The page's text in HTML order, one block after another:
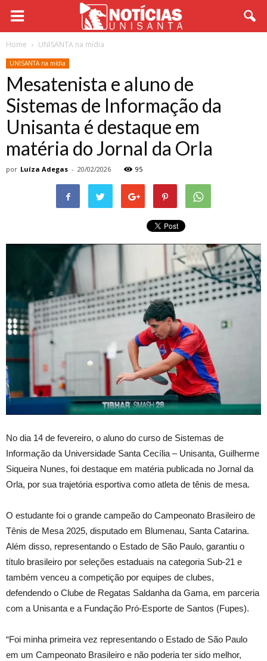
Home UNISANTA na mídia
UNISANTA na mídia
Mesatenista e aluno de
Sistemas de Informação da
Unisanta é destaque em
matéria do Jornal da Orla
por Luíza Adegas - 20/02/2026 95
No dia 14 de fevereiro, o aluno do curso de Sistemas de
Informação da Universidade Santa Cecília – Unisanta, Guilherme
Siqueira Nunes, foi destaque em matéria publicada no Jornal da
Orla, por sua trajetória esportiva como atleta de tênis de mesa.
O estudante foi o grande campeão do Campeonato Brasileiro de
Tênis de Mesa 2025, disputado em Blumenau, Santa Catarina.
Além disso, representando o Estado de São Paulo, garantiu o
título brasileiro por seleções estaduais na categoria Sub-21 e
também venceu a competição por equipes de clubes,
defendendo o Clube de Regatas Saldanha da Gama, em parceria
com a Unisanta e a Fundação Pró-Esporte de Santos (Fupes).
“Foi minha primeira vez representando o Estado de São Paulo
em um Campeonato Brasileiro e não poderia ter sido melhor,